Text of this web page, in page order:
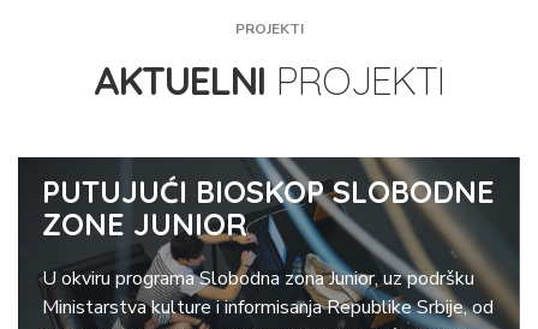
PROJEKTI
AKTUELNI PROJEKTI
PUTUJUĆI BIOSKOP SLOBODNE
ZONE JUNIOR
U okviru programa Slobodna zona Junior, uz podršku
Ministarstva kulture i informisanja Republike Srbije, od